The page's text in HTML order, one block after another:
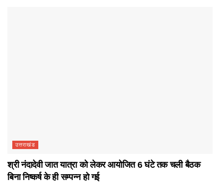
उत्तराखंड
श्री नंदादेवी जात यात्रा को लेकर आयोजित 6 घंटे तक चली बैठक
बिना निष्कर्ष के ही सम्पन्न हो गई